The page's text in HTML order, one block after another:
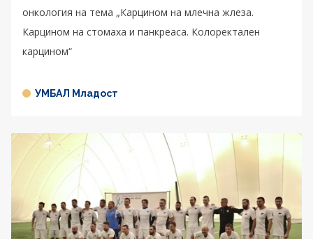
онкология на тема „Карцином на млечна жлеза.
Карцином на стомаха и панкреаса. Колоректален
карцином“
УМБАЛ Младост